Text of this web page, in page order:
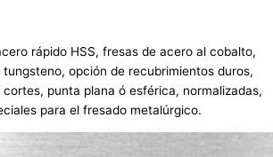
rápido HSS, fresas de acero al cobalto,
opción de recubrimientos duros,
punta plana ó esférica, normalizadas,
para el fresado metalúrgico.